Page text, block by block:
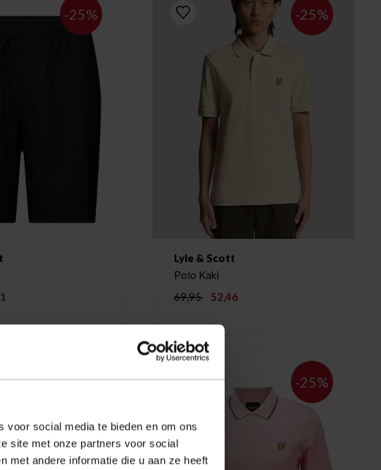
voor social media te bieden en om ons
site met onze partners voor social
met andere informatie die u aan ze heeft
-25% -25%
Lyle & Scott
Polo Kaki
69,95
52,46
-25% -25%